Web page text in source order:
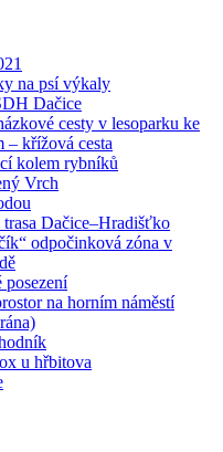
na psí výkaly
Dačice
cesty v lesoparku ke
– křížová cesta
kolem rybníků
Vrch
Dačice–Hradišťko
odpočinková zóna v
posezení
na horním náměstí
u hřbitova